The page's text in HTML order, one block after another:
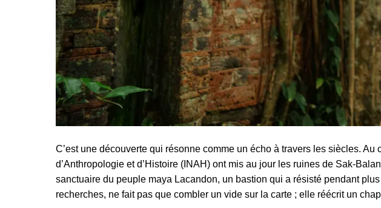
C’est une découverte qui résonne comme un écho à travers les siècles.
d’Anthropologie et d’Histoire (INAH) ont mis au jour les ruines de Sak-
sanctuaire du peuple maya Lacandon, un bastion qui a résisté pendant
recherches, ne fait pas que combler un vide sur la carte ; elle réécrit un